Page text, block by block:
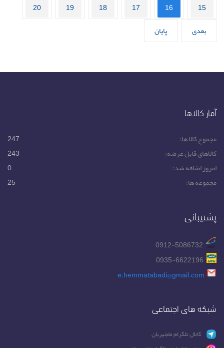
15
16
17
18
19
20
بعدی
پایان
آمار کالاها
مجموع کالا ها:
247
کالاهای قابل عرضه:
243
امروز اضافه شد:
0
مجموعه ها:
25
پشتیبانی
e.hemmatabadi@gmail.com
شبکه های اجتماعی
کانال تلگرام نخجیربان